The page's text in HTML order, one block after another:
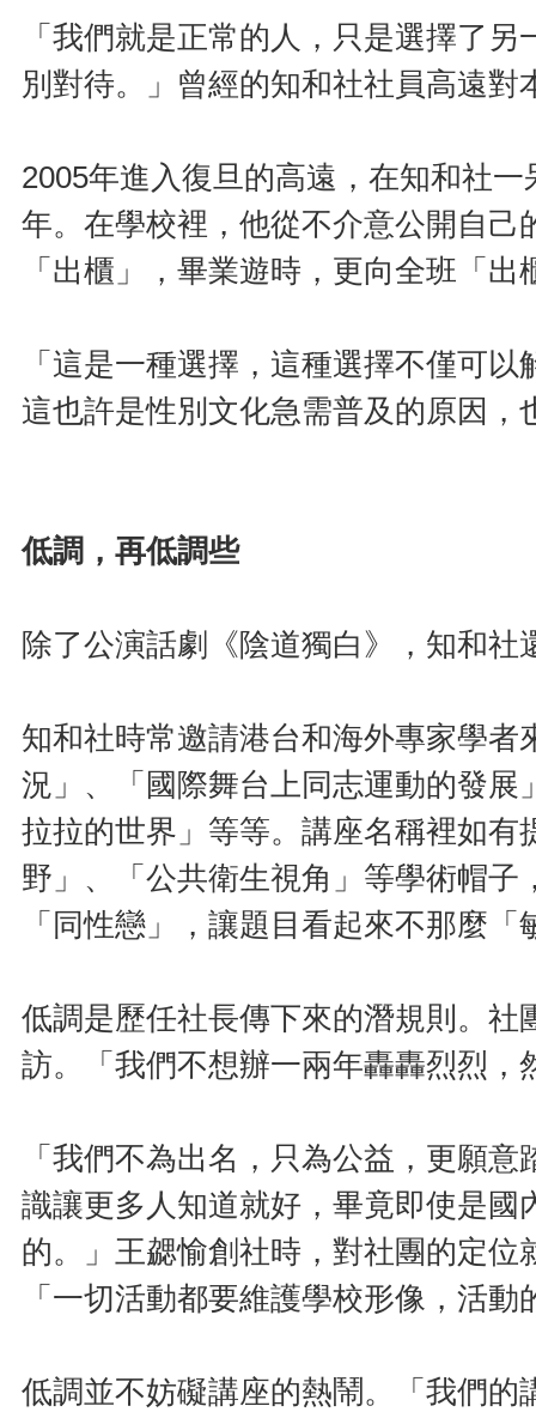
「我們就是正常的人，只是選擇了
別對待。」曾經的知和社社員高遠對
2005年進入復旦的高遠，在知和社
年。在學校裡，他從不介意公開自
「出櫃」，畢業遊時，更向全班「
「這是一種選擇，這種選擇不僅可
這也許是性別文化急需普及的原因
低調，再低調些
除了公演話劇《陰道獨白》，知和
知和社時常邀請港台和海外專家學
況」、「國際舞台上同志運動的發
拉拉的世界」等等。講座名稱裡如
野」、「公共衛生視角」等學術帽
「同性戀」，讓題目看起來不那麼「
低調是歷任社長傳下來的潛規則。
訪。「我們不想辦一兩年轟轟烈烈
「我們不為出名，只為公益，更願
識讓更多人知道就好，畢竟即使是
的。」王勰愉創社時，對社團的定
「一切活動都要維護學校形像，活
低調並不妨礙講座的熱鬧。「我們